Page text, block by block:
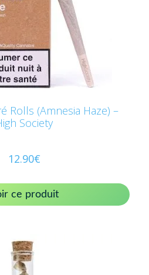
Rolls (Amnesia Haze) –
Society
12.90€
ce produit